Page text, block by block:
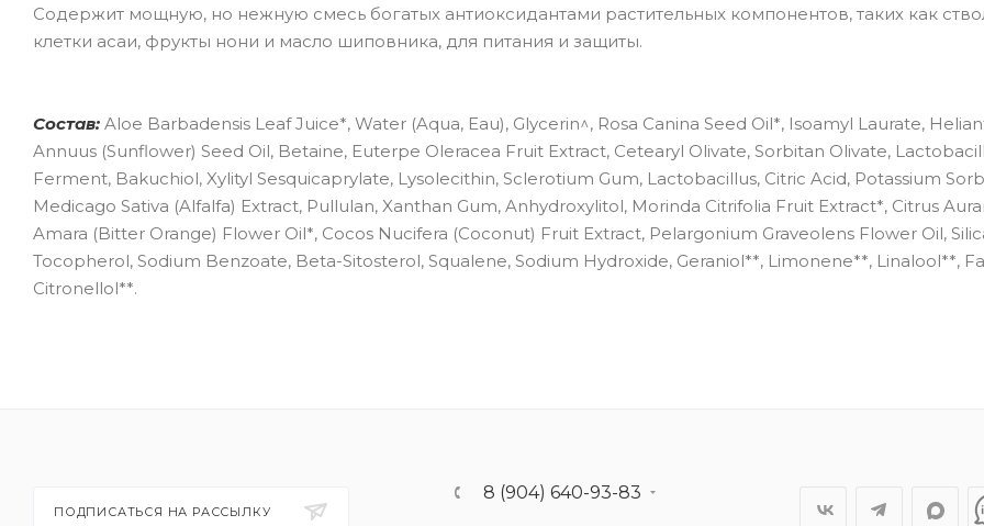
Содержит мощную, но нежную смесь богатых антиоксидантами растительных компонентов, таких как
клетки асаи, фрукты нони и масло шиповника, для питания и защиты.
Состав: Aloe Barbadensis Leaf Juice*, Water (Aqua, Eau), Glycerin^, Rosa Canina Seed Oil*, Isoamyl Laurate,
Annuus (Sunflower) Seed Oil, Betaine, Euterpe Oleracea Fruit Extract, Cetearyl Olivate, Sorbitan Olivate,
Ferment, Bakuchiol, Xylityl Sesquicaprylate, Lysolecithin, Sclerotium Gum, Lactobacillus, Citric Acid, Potassium
Medicago Sativa (Alfalfa) Extract, Pullulan, Xanthan Gum, Anhydroxylitol, Morinda Citrifolia Fruit Extract*, Citrus
Amara (Bitter Orange) Flower Oil*, Cocos Nucifera (Coconut) Fruit Extract, Pelargonium Graveolens Flower Oil,
Tocopherol, Sodium Benzoate, Beta-Sitosterol, Squalene, Sodium Hydroxide, Geraniol**, Limonene**, Linalool**,
Citronellol**.
ПОДПИСАТЬСЯ НА РАССЫЛКУ
8 (904) 640-93-83